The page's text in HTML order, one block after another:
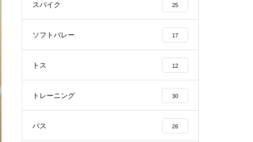
スパイク 25
ソフトバレー 17
トス 12
トレーニング 30
パス 26